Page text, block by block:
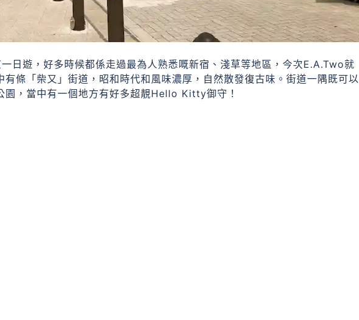
日遊，好多時候都係走過最為人熟悉嘅新宿、淺草等地區，今次E.A.Two就
條「柴又」街道，昭和時代和風味濃厚，自然散發復古味。街道一隅既可以
園，當中有一個地方有好多超靚Hello Kitty御守！